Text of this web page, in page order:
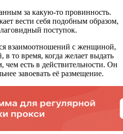
за какую-то провинность.
вести себя подобным образом,
поступок.
взаимоотношений с женщиной,
в то время, когда желает выдать
чем есть в действительности. Он
завоевать её размещение.